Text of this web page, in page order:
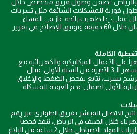
بالرياض، نضمن وصول فريق متخصص خلال
فورية للمشكلات الشائعة مثل تسربات
عملي: إذا ظهرت رائحة غاز في المساء،
نرسل فنيين مع قياسات أمان خلال 60 دقيقة وتوثيق للإصلاح في تقرير
ضماناً يصل إلى 12 شهراً على الأعمال الميكانيكية والكهربائية مع
فحص دوري مجاني خلال الأشهر الـ3 الأخيرة من السنة الأولى. مثال
يسرب، نتابع بفحص الضغط والإغلاق
الأولى لضمان عدم العودة للمشكلة.
الاتصال المباشر بفريق الطوارئ عبر رقم
خلال الصيف في الرياض، ننفذ فحصاً
الاحتياطي خلال 2 ساعة من البلاغ.